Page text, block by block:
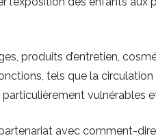
produits d’entretien,
tels que la
vulnérables
avec comment-